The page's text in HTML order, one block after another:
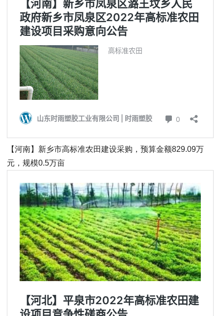
【河南】新乡市高标准农田建设采购，预算金额829.09万
元，规模0.5万亩